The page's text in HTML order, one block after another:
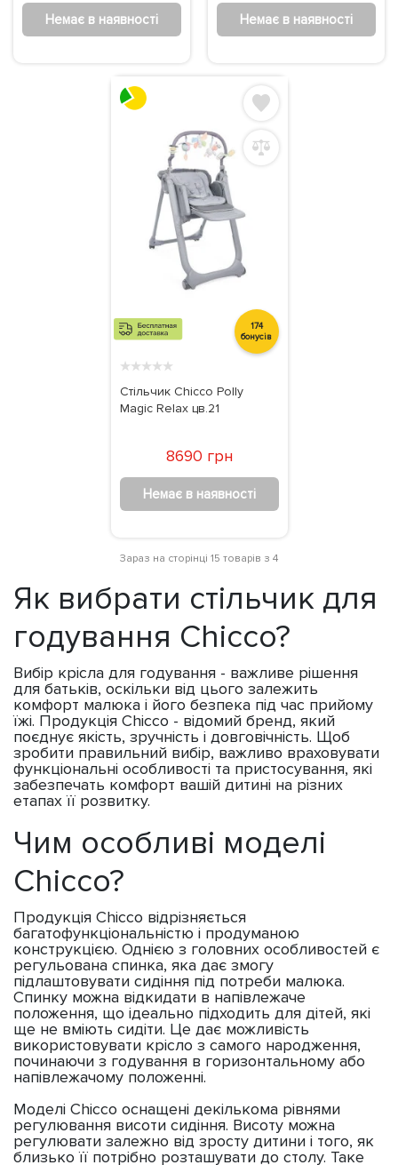
Немає в наявності Немає в наявності
174
бонусів
★★★★★
Стільчик Chicco Polly
Magic Relax цв.21
8690 грн
Немає в наявності
Зараз на сторінці 15 товарів з 4
Як вибрати стільчик для
годування Chicco?
Вибір крісла для годування - важливе рішення
для батьків, оскільки від цього залежить
комфорт малюка і його безпека під час прийому
їжі. Продукція Chicco - відомий бренд, який
поєднує якість, зручність і довговічність. Щоб
зробити правильний вибір, важливо враховувати
функціональні особливості та пристосування, які
забезпечать комфорт вашій дитині на різних
етапах її розвитку.
Чим особливі моделі
Chicco?
Продукція Chicco відрізняється
багатофункціональністю і продуманою
конструкцією. Однією з головних особливостей є
регульована спинка, яка дає змогу
підлаштовувати сидіння під потреби малюка.
Спинку можна відкидати в напівлежаче
положення, що ідеально підходить для дітей, які
ще не вміють сидіти. Це дає можливість
використовувати крісло з самого народження,
починаючи з годування в горизонтальному або
напівлежачому положенні.
Моделі Chicco оснащені декількома рівнями
регулювання висоти сидіння. Висоту можна
регулювати залежно від зросту дитини і того, як
близько її потрібно розташувати до столу. Таке